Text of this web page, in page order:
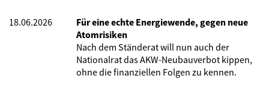
18.06.2026
Für eine echte Energiewende, gegen neue
Atomrisiken
Nach dem Ständerat will nun auch der
Nationalrat das AKW-Neubauverbot kippen,
ohne die finanziellen Folgen zu kennen.